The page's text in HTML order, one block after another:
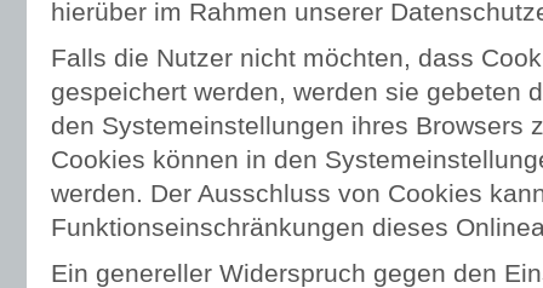
hierüber im Rahmen unserer
Falls die Nutzer nicht möchten, dass
gespeichert werden, werden sie gebeten
den Systemeinstellungen ihres Browsers
Cookies können in den
werden. Der Ausschluss von Cookies
Funktionseinschränkungen dieses
Ein genereller Widerspruch gegen den